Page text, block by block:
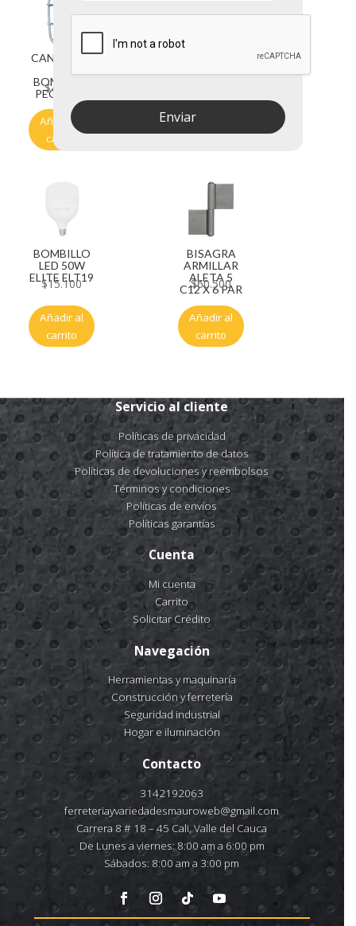
CANASTILL
BOMBILLO
PEQUENA
$4.850
Añadir al
carrito
Añadir al
carrito
BOMBILLO
LED 50W
ELITE ELT19
$15.100
Añadir al
carrito
BISAGRA
ARMILLAR
ALETA 5
C12 X 6 PAR
$60.500
Añadir al
carrito
Servicio al cliente
Políticas de privacidad
Política de tratamiento de datos
Políticas de devoluciones y reembolsos
Términos y condiciones
Políticas de envíos
Políticas garantías
Cuenta
Mi cuenta
Carrito
Solicitar Crédito
Navegación
Herramientas y maquinaría
Construcción y ferretería
Seguridad industrial
Hogar e iluminación
Contacto
3142192063
ferreteriayvariedadesmauroweb@gmail.com
Carrera 8 # 18 – 45 Cali, Valle del Cauca
De Lunes a viernes: 8:00 am a 6:00 pm
Sábados: 8:00 am a 3:00 pm
Enviar